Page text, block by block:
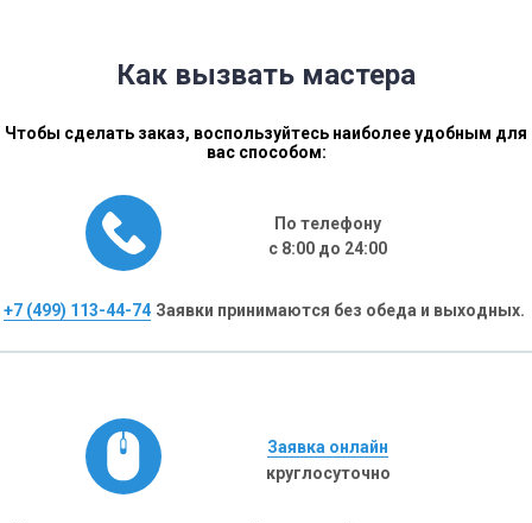
Как вызвать мастера
Чтобы сделать заказ, воспользуйтесь наиболее удобным для
вас способом:
По телефону
с 8:00 до 24:00
+7 (499) 113-44-74 Заявки принимаются без обеда и выходных.
Заявка онлайн
круглосуточно